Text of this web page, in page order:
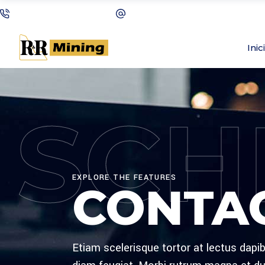
EXPLORE THE FEATURES
Etiam scelerisque tortor at lectus